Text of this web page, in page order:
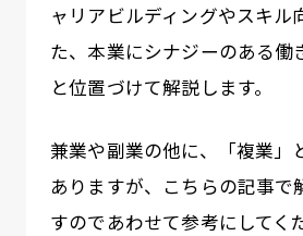
ャリアビルディングやスキル
た、本業にシナジーのある働
と位置づけて解説します。
兼業や副業の他に、「複業」
ありますが、こちらの記事で
すのであわせて参考にしてく